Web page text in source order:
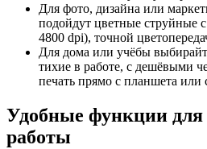
Для фото, дизайна или
подойдут цветные струйные
4800 dpi), точной
Для дома или учёбы
тихие в работе, с дешёвыми
печать прямо с планшета
Удобные функции для
работы